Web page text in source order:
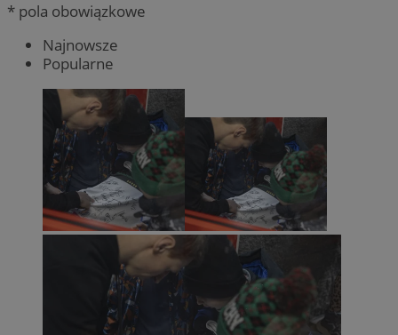
* pola obowiązkowe
Najnowsze
Popularne